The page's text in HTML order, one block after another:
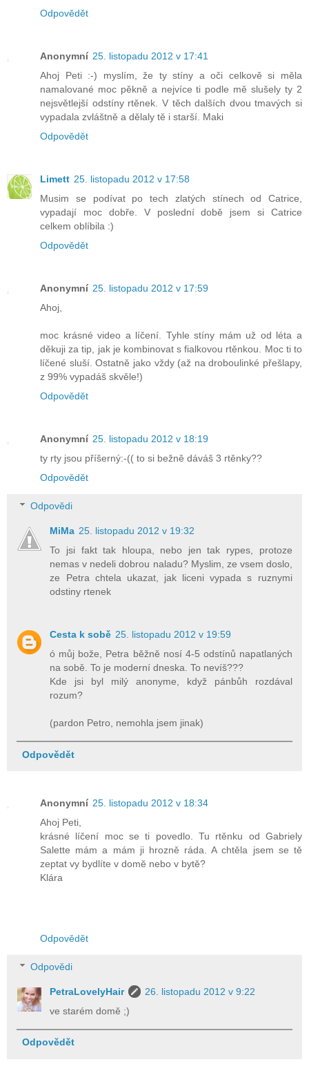
Odpovědět
Anonymní 25. listopadu 2012 v 17:41
Ahoj Peti :-) myslím, že ty stíny a oči celkově si měla
namalované moc pěkně a nejvíce ti podle mě slušely ty 2
nejsvětlejší odstíny rtěnek. V těch dalších dvou tmavých si
vypadala zvláštně a dělaly tě i starší. Maki
Odpovědět
Limett 25. listopadu 2012 v 17:58
Musim se podívat po tech zlatých stínech od Catrice,
vypadají moc dobře. V poslední době jsem si Catrice
celkem oblíbila :)
Odpovědět
Anonymní 25. listopadu 2012 v 17:59
Ahoj,
moc krásné video a líčení. Tyhle stíny mám už od léta a
děkuji za tip, jak je kombinovat s fialkovou rtěnkou. Moc ti to
líčené sluší. Ostatně jako vždy (až na droboulinké přešlapy,
z 99% vypadáš skvěle!)
Odpovědět
Anonymní 25. listopadu 2012 v 18:19
ty rty jsou příšerný:-(( to si bežně dáváš 3 rtěnky??
Odpovědět
Odpovědi
MiMa 25. listopadu 2012 v 19:32
To jsi fakt tak hloupa, nebo jen tak rypes, protoze
nemas v nedeli dobrou naladu? Myslim, ze vsem doslo,
ze Petra chtela ukazat, jak liceni vypada s ruznymi
odstiny rtenek
Cesta k sobě 25. listopadu 2012 v 19:59
ó můj bože, Petra běžně nosí 4-5 odstínů napatlaných
na sobě. To je moderní dneska. To nevíš???
Kde jsi byl milý anonyme, když pánbůh rozdával
rozum?
(pardon Petro, nemohla jsem jinak)
Odpovědět
Anonymní 25. listopadu 2012 v 18:34
Ahoj Peti,
krásné líčení moc se ti povedlo. Tu rtěnku od Gabriely
Salette mám a mám ji hrozně ráda. A chtěla jsem se tě
zeptat vy bydlíte v domě nebo v bytě?
Klára
Odpovědět
Odpovědi
PetraLovelyHair
26. listopadu 2012 v 9:22
ve starém domě ;)
Odpovědět